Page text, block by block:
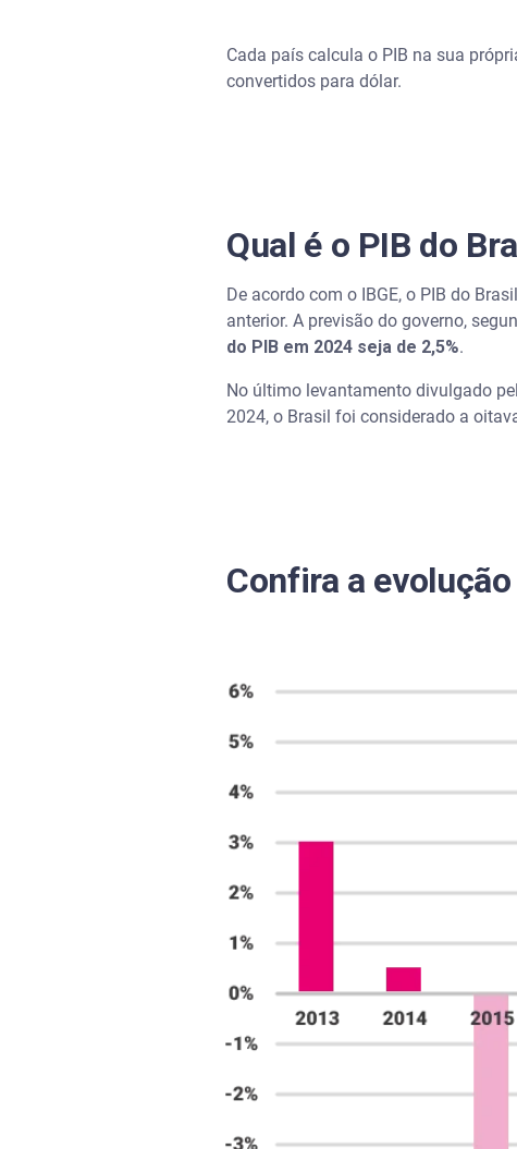
Cada país calcula o PIB na sua
convertidos para dólar.
Qual é o PIB do
De acordo com o IBGE, o PIB do
anterior. A previsão do governo,
do PIB em 2024 seja de 2,5%.
No último levantamento divulgado
2024, o Brasil foi considerado a
Confira a